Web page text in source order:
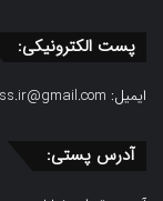
پست الکترونیکی:
ایمیل:
آدرس پستی: